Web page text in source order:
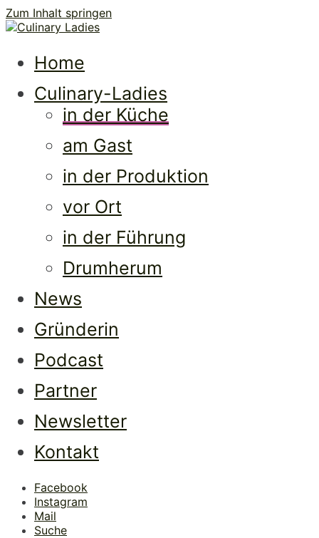
Zum Inhalt springen
Home
Culinary-Ladies
in der Küche
am Gast
in der Produktion
vor Ort
in der Führung
Drumherum
News
Gründerin
Podcast
Partner
Newsletter
Kontakt
Facebook
Instagram
Mail
Suche